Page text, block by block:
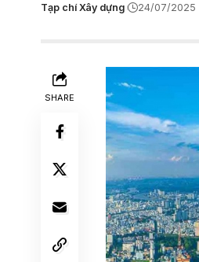
Tạp chí Xây dựng 24/07/2025
SHARE